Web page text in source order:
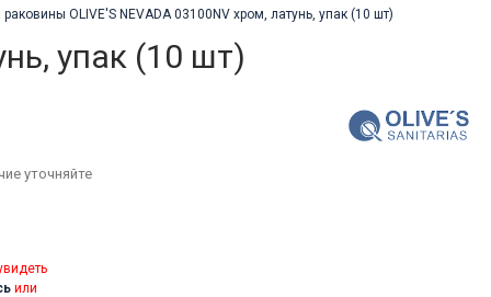
Пн-Пт: 8:00-18:00 Cб-Вс:
zakaz@vodovorot-opt.ru
OLIVE'S NEVADA 03100NV хром, латунь, упак (10 шт)
упак (10 шт)
уточняйте
или